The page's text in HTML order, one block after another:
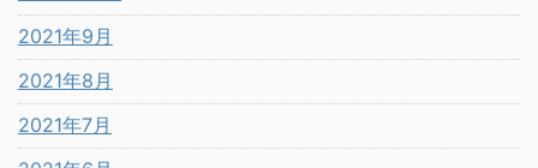
2021年9月
2021年8月
2021年7月